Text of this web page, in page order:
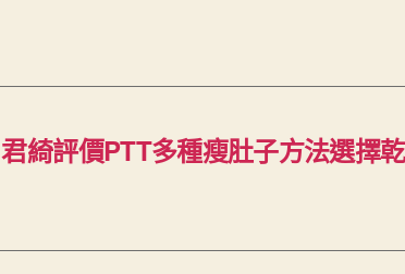
君綺評價PTT多種瘦肚子方法選擇